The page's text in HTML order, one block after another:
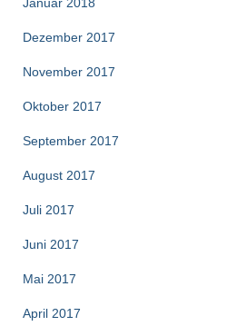
Dezember 2017
November 2017
Oktober 2017
September 2017
August 2017
Juli 2017
Juni 2017
Mai 2017
April 2017